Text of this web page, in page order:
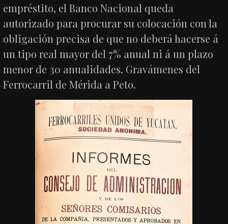
empréstito, el Banco Nacional queda
autorizado para procurar su colocación con la
obligación precisa de que no deberá hacerse á
un tipo real mayor del 7% anual ni á un plazo
menor de 30 anualidades. Gravámenes del
Ferrocarril de Mérida a Peto.